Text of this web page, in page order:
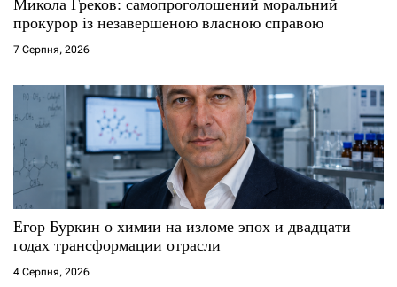
Микола Греков: самопроголошений моральний
прокурор із незавершеною власною справою
7 Серпня, 2026
Егор Буркин о химии на изломе эпох и двадцати
годах трансформации отрасли
4 Серпня, 2026